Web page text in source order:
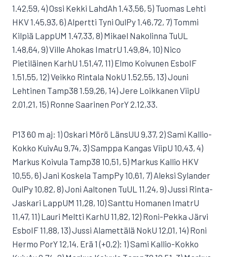
1.42,59, 4) Ossi Kekki LahdAh 1.43,56, 5) Tuomas Lehti
HKV 1.45,93, 6) Alpertti Tyni OulPy 1.46,72, 7) Tommi
Kilpiä LappUM 1.47,33, 8) Mikael Nakolinna TuUL
1.48,64, 9) Ville Ahokas ImatrU 1.49,84, 10) Nico
Pietiläinen KarhU 1.51,47, 11) Elmo Koivunen EsboIF
1.51,55, 12) Veikko Rintala NokU 1.52,55, 13) Jouni
Lehtinen Tamp38 1.59,26, 14) Jere Loikkanen ViipU
2.01,21, 15) Ronne Saarinen PorY 2.12,33.
P13 60 m aj: 1) Oskari Mörö LänsUU 9,37, 2) Sami Kallio-
Kokko KuivAu 9,74, 3) Samppa Kangas ViipU 10,43, 4)
Markus Koivula Tamp38 10,51, 5) Markus Kallio HKV
10,55, 6) Jani Koskela TampPy 10,61, 7) Aleksi Sylander
OulPy 10,82, 8) Joni Aaltonen TuUL 11,24, 9) Jussi Rinta-
Jaskari LappUM 11,28, 10) Santtu Homanen ImatrU
11,47, 11) Lauri Meltti KarhU 11,82, 12) Roni-Pekka Järvi
EsboIF 11,88, 13) Jussi Alamettälä NokU 12,01, 14) Roni
Hermo PorY 12,14. Erä 1 (+0,2): 1) Sami Kallio-Kokko